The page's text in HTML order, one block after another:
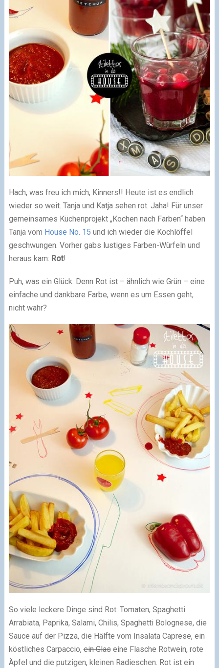
Hach, was freu ich mich, Kinners!! Heute ist es endlich
wieder so weit. Tanja und Katja sehen rot. Jaha! Für unser
gemeinsames Küchenprojekt „Kochen nach Farben“ haben
Tanja vom House No. 15 und ich wieder die Kochlöffel
geschwungen. Vorher gabs lustiges Farben-Würfeln und
heraus kam: Rot!
Puh, was ein Glück. Denn Rot ist – ähnlich wie Grün – eine
einfache und dankbare Farbe, wenn es um Essen geht,
nicht wahr?
So viele leckere Dinge sind Rot: Tomaten, Spaghetti
Arrabiata, Paprika, Salami, Chilis, Spaghetti Bolognese, die
Sauce auf der Pizza, die Hälfte vom Insalata Caprese, ein
köstliches Carpaccio,ein Glaseine Flasche Rotwein, rote
Äpfel und die putzigen, kleinen Radieschen. Rot ist ein